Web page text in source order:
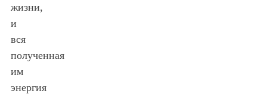
жизни,
и
вся
полученная
им
энергия